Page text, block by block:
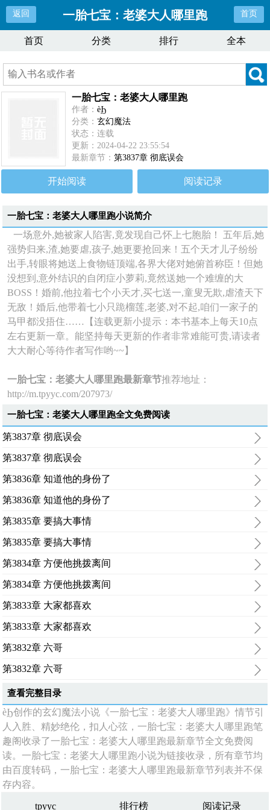
返回 一胎七宝：老婆大人哪里跑 首页
首页 分类 排行 全本
一胎七宝：老婆大人哪里跑
作者：èϦ
分类：玄幻魔法
状态：连载
更新：2024-04-22 23:55:54
最新章节：第3837章 彻底误会
开始阅读 阅读记录
一胎七宝：老婆大人哪里跑小说简介
一场意外,她被家人陷害,竟发现自己怀上七胞胎！ 五年后,她
强势归来,渣,她要虐,孩子,她更要抢回来！五个天才儿子纷纷
出手,转眼将她送上食物链顶端,各界大佬对她俯首称臣！但她
没想到,意外结识的自闭症小萝莉,竟然送她一个难缠的大
BOSS！婚前,他拉着七个小天才,买七送一,童叟无欺,虐渣天下
无敌！婚后,他带着七小只跪榴莲,老婆,对不起,咱们一家子的
马甲都没捂住……【连载更新小提示：本书基本上每天10点
左右更新一章。能坚持每天更新的作者非常难能可贵,请读者
大大耐心等待作者写作哟~~】
一胎七宝：老婆大人哪里跑最新章节推荐地址：
http://m.tpyyc.com/207973/
一胎七宝：老婆大人哪里跑全文免费阅读
第3837章 彻底误会
第3837章 彻底误会
第3836章 知道他的身份了
第3836章 知道他的身份了
第3835章 要搞大事情
第3835章 要搞大事情
第3834章 方便他挑拨离间
第3834章 方便他挑拨离间
第3833章 大家都喜欢
第3833章 大家都喜欢
第3832章 六哥
第3832章 六哥
查看完整目录
èϦ创作的玄幻魔法小说《一胎七宝：老婆大人哪里跑》情节引
人入胜、精妙绝伦，扣人心弦，一胎七宝：老婆大人哪里跑笔
趣阁收录了一胎七宝：老婆大人哪里跑最新章节全文免费阅
读。一胎七宝：老婆大人哪里跑小说为链接收录，所有章节均
由百度转码，一胎七宝：老婆大人哪里跑最新章节列表并不保
存内容。
tpyyc 排行榜 阅读记录